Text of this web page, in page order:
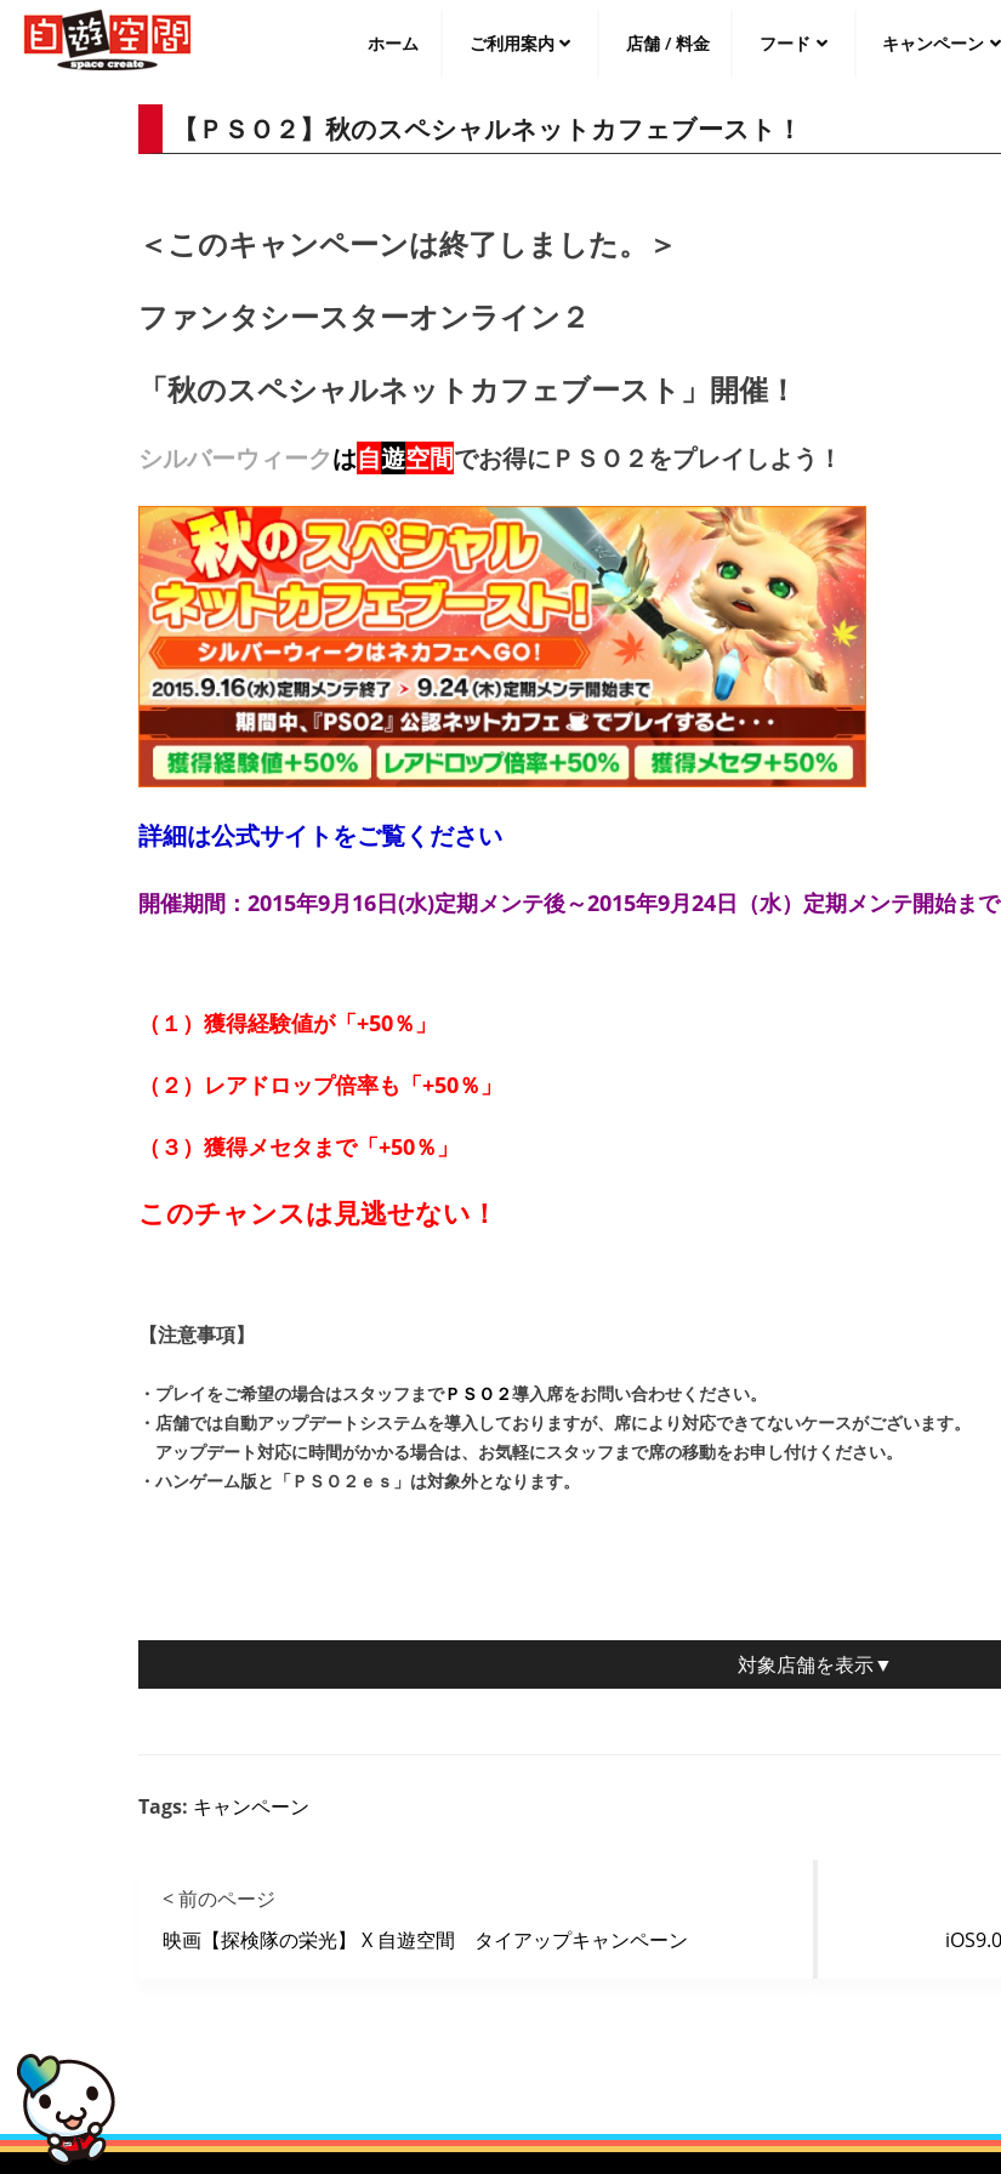
Skip
content
ホーム ご利用案内 店舗 / 料金 フード キャンペーン
【ＰＳＯ２】秋のスペシャルネットカフェブースト！
＜このキャンペーンは終了しました。＞
ファンタシースターオンライン２
「秋のスペシャルネットカフェブースト」開催！
シルバーウィークは自遊空間でお得にＰＳＯ２をプレイしよう！
詳細は公式サイトをご覧ください
開催期間：2015年9月16日(水)定期メンテ後～2015年9月24日（水）定期メンテ開始まで
（１）獲得経験値が「+50％」
（２） レアドロップ倍率も「+50％」
（３） 獲得メセタまで「+50％」
このチャンスは見逃せない！
【注意事項】
・プレイをご希望の場合はスタッフまでＰＳＯ２導入席をお問い合わせください。
・店舗では自動アップデートシステムを導入しておりますが、席により対応できてないケースがございます。
アップデート対応に時間がかかる場合は、お気軽にスタッフまで席の移動をお申し付けください。
・ハンゲーム版と「ＰＳＯ２ｅｓ」は対象外となります。
対象店舗を表示▼
Tags: キャンペーン
< 前のページ
映画【探検隊の栄光】 X 自遊空間 タイアップキャンペーン
English 中文（繁體）